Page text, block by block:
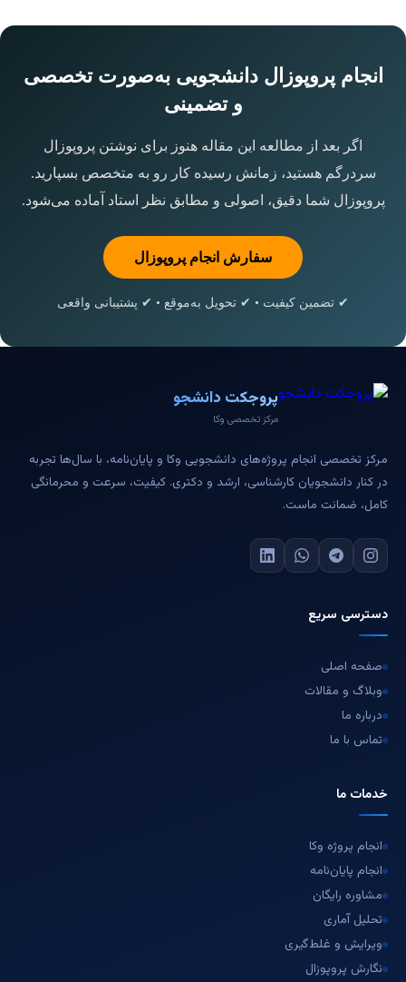
انجام پروپوزال دانشجویی به‌صورت تخصصی
و تضمینی
اگر بعد از مطالعه این مقاله هنوز برای نوشتن پروپوزال
سردرگم هستید، زمانش رسیده کار رو به متخصص بسپارید.
پروپوزال شما دقیق، اصولی و مطابق نظر استاد آماده می‌شود.
سفارش انجام پروپوزال
✔ تضمین کیفیت • ✔ تحویل به‌موقع • ✔ پشتیبانی واقعی
پروجکت دانشجو
مرکز تخصصی وکا
مرکز تخصصی انجام پروژه‌های دانشجویی وکا و پایان‌نامه، با سال‌ها تجربه
در کنار دانشجویان کارشناسی، ارشد و دکتری. کیفیت، سرعت و محرمانگی
کامل، ضمانت ماست.
دسترسی سریع
صفحه اصلی
وبلاگ و مقالات
درباره ما
تماس با ما
خدمات ما
انجام پروژه وکا
انجام پایان‌نامه
مشاوره رایگان
تحلیل آماری
ویرایش و غلط‌گیری
نگارش پروپوزال